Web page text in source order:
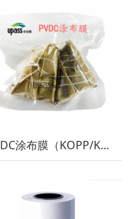
PVDC涂布膜（KOPP/KPET/KPA）